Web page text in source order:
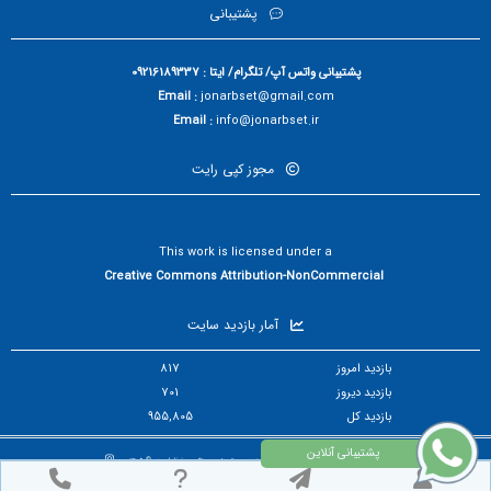
پشتیبانی
پشتیبانی واتس آپ/ تلگرام/ ایتا : 09216189337
Email :jonarbset@gmail.com
Email :info@jonarbset.ir
مجوز کپی رایت
This work is licensed under a
آمار بازدید سایت
بازدید امروز
817
بازدید دیروز
701
بازدید کل
955,805
تمام حقوق مادی و معنوی برای فصلنامه مدیریت مهندسی و تحول دیجیتال محفوظ است. © ۱۴۰۵
طراح سایت :